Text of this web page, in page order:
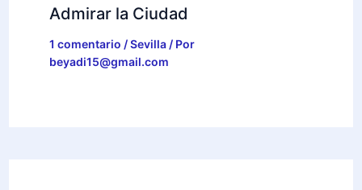
Admirar la Ciudad
1 comentario /Sevilla/ Por
beyadi15@gmail.com